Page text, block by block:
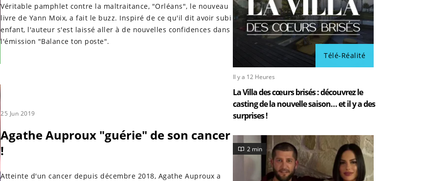
Véritable pamphlet contre la maltraitance, "Orléans", le nouveau
livre de Yann Moix, a fait le buzz. Inspiré de ce qu'il dit avoir subi
enfant, l'auteur s'est laissé aller à de nouvelles confidences dans
l'émission "Balance ton poste".
25 Jun 2019
Agathe Auproux "guérie" de son cancer
!
Atteinte d'un cancer depuis décembre 2018, Agathe Auproux a
Télé-Réalité
Il y a 12 Heures
La Villa des cœurs brisés : découvrez le
casting de la nouvelle saison… et il y a des
surprises !
2 min